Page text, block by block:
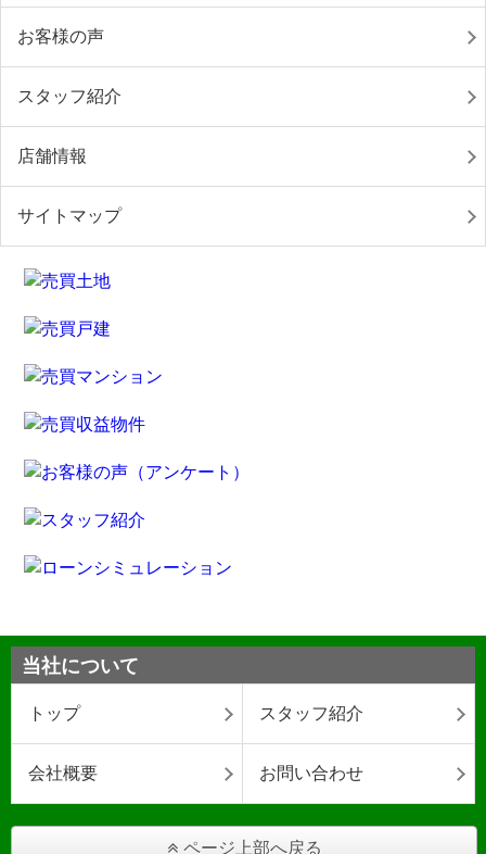
お客様の声
スタッフ紹介
店舗情報
サイトマップ
当社について
トップ スタッフ紹介
会社概要 お問い合わせ
ページ上部へ戻る